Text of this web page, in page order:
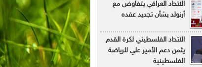
الاتحاد العراقي يتفاوض مع
أرنولد بشأن تجديد عقده
الاتحاد الفلسطيني لكرة القدم
يثمن دعم الأمير علي للرياضة
الفلسطينية